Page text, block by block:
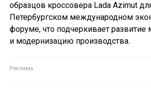
образцов кроссовера Lada Azimut
Петербургском международном
форуме, что подчеркивает развитие
и модернизацию производства.